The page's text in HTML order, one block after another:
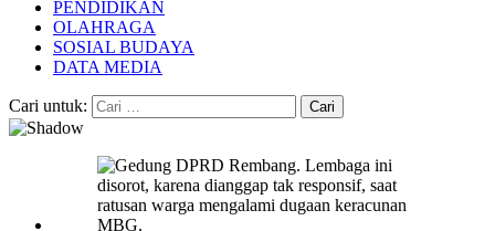
PENDIDIKAN
OLAHRAGA
SOSIAL BUDAYA
DATA MEDIA
Cari untuk: